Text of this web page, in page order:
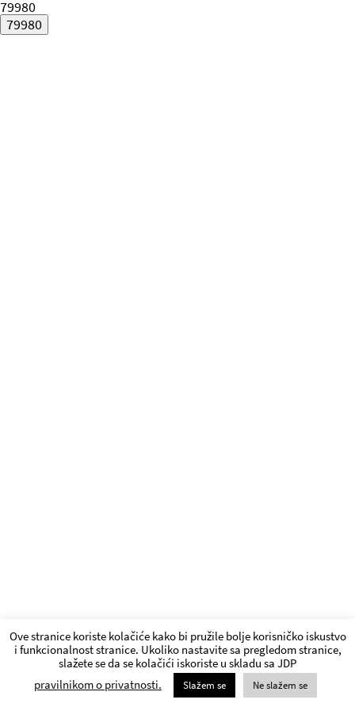
79980
Ove stranice koriste kolačiće kako bi pružile bolje korisničko iskustvo
i funkcionalnost stranice. Ukoliko nastavite sa pregledom stranice,
slažete se da se kolačići iskoriste u skladu sa JDP
pravilnikom o privatnosti.
Slažem se Ne slažem se